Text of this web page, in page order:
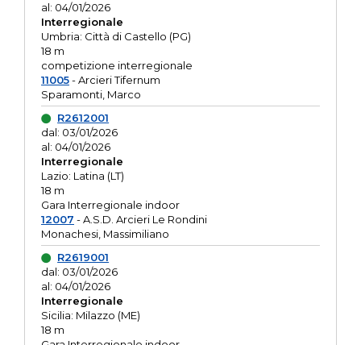
al: 04/01/2026
Interregionale
Umbria: Città di Castello (PG)
18 m
competizione interregionale
11005- Arcieri Tifernum
Sparamonti, Marco
R2612001
dal: 03/01/2026
al: 04/01/2026
Interregionale
Lazio: Latina (LT)
18 m
Gara Interregionale indoor
12007 - A.S.D. Arcieri Le Rondini
Monachesi, Massimiliano
R2619001
dal: 03/01/2026
al: 04/01/2026
Interregionale
Sicilia: Milazzo (ME)
18 m